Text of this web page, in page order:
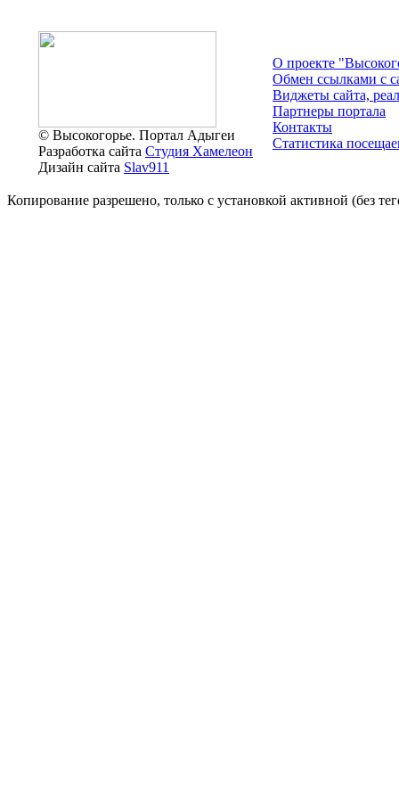
© Высокогорье. Портал Адыгеи
Разработка сайта Студия Хамелеон
Дизайн сайта Slav911
О проекте
Обмен ссылками c
Виджеты сайта,
Партнеры портала
Контакты
Статистика
Копирование разрешено, только с установкой активной (без